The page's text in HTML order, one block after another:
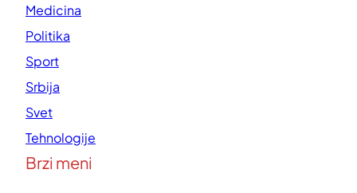
Medicina
Politika
Sport
Srbija
Svet
Tehnologije
Brzi meni